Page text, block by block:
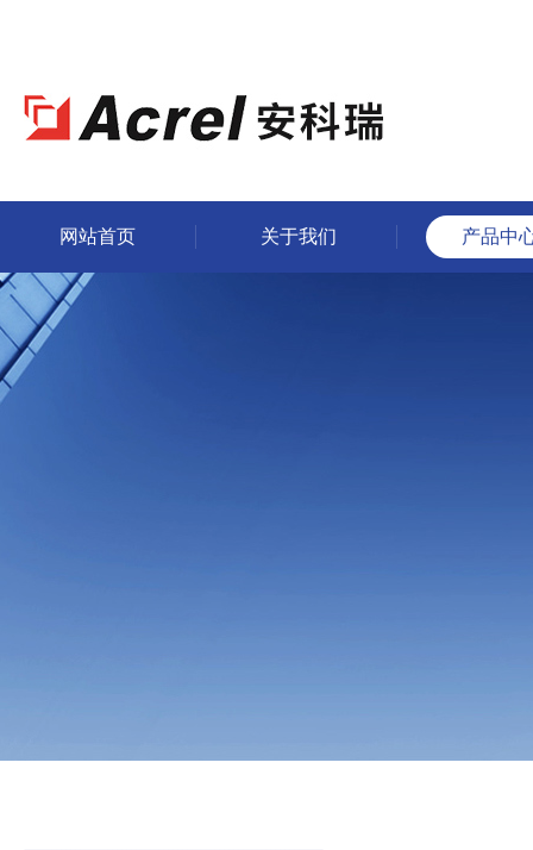
网站首页 关于我们 产品中